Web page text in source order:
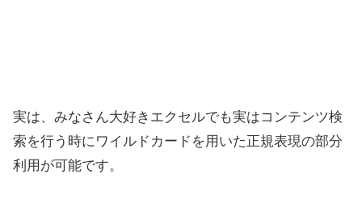
実は、みなさん大好きエクセルでも実はコンテンツ検
索を行う時にワイルドカードを用いた正規表現の部分
利用が可能です。